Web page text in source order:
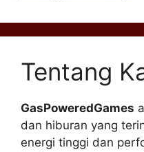
Tentang
GasPoweredGames
dan hiburan yang
energi tinggi dan